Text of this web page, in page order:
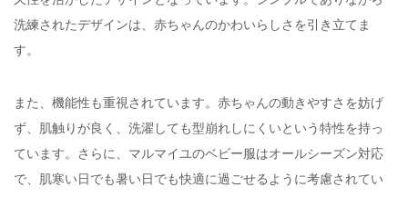
洗練されたデザインは、赤ちゃんのかわいらしさを引き立てま
す。
また、機能性も重視されています。赤ちゃんの動きやすさを妨げ
ず、肌触りが良く、洗濯しても型崩れしにくいという特性を持っ
ています。さらに、マルマイユのベビー服はオールシーズン対応
で、肌寒い日でも暑い日でも快適に過ごせるように考慮されてい